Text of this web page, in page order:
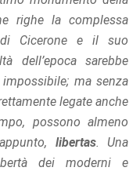
righe la complessa
Cicerone e il suo
dell’epoca sarebbe
ma senza
legate anche
possono almeno
libertas. Una
dei moderni e